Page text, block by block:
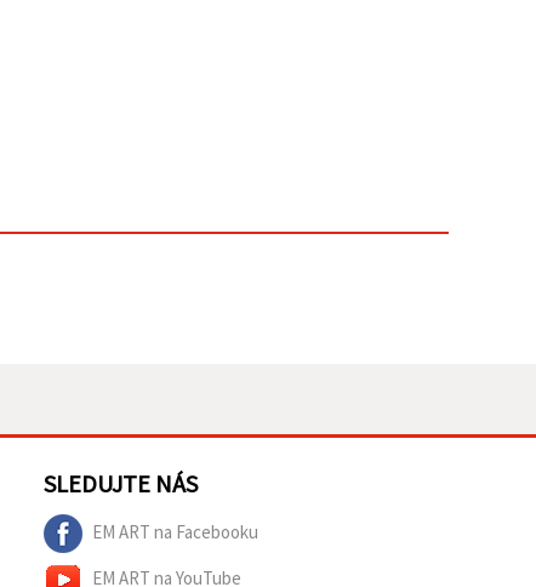
SLEDUJTE NÁS
EM ART na Facebooku
EM ART na YouTube